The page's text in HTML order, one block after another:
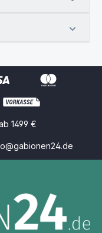
1499 €